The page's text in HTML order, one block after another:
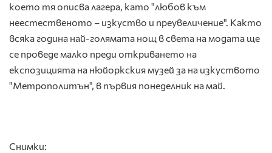
което тя описва лагера, като "любов към
неестественото – изкуство и преувеличение". Както
всяка година най-голямата нощ в света на модата ще
се проведе малко преди откриването на
експозицията на нюйоркския музей за на изкуството
"Метрополитън", в първия понеделник на май.
Снимки: